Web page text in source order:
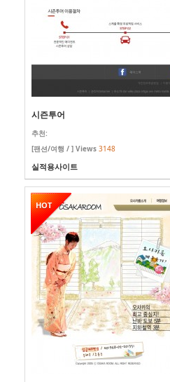
시즌투어
추천:
[팬션/여행 / ] Views 3148
실적용사이트
HOT